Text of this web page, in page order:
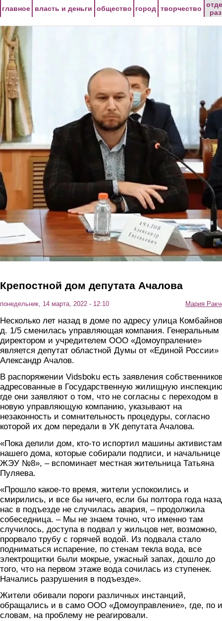
главное власть и деньги общество город творчество
Крепостной дом депутата Ачалова
понедельник, 14 марта, 2022 - 12:10 Мария
Несколько лет назад в доме по адресу улица
д. 1/5 сменилась управляющая компания. Генеральным
директором и учредителем ООО «Домоупраление»
является депутат областной Думы от «Единой России»
Александр Ачалов.
В распоряжении Vidsboku есть заявления
адресованные в Государственную жилищную
где они заявляют о том, что не согласны с переходом в
новую управляющую компанию, указывают на
незаконность и сомнительность процедуры, согласно
которой их дом передали в УК депутата Ачалова.
«Пока делили дом, кто-то испортил машины
нашего дома, которые собирали подписи, и начальнице
ЖЭУ №8», – вспоминает местная жительница Татьяна
Пуляева.
«Прошло какое-то время, жители успокоились и
смирились, и все бы ничего, если бы полтора года
нас в подъезде не случилась авария, – продолжила
собеседница. – Мы не знаем точно, что именно там
случилось, доступа в подвал у жильцов нет, возможно,
прорвало трубу с горячей водой. Из подвала стало
подниматься испарение, по стенам текла вода, все
электрощитки были мокрые, ужасный запах, дошло до
того, что на первом этаже вода сочилась из ступенек.
Начались разрушения в подъезде».
Жители обивали пороги различных инстанций,
обращались и в само ООО «Домоуправление», где, по
словам, на проблему не реагировали.